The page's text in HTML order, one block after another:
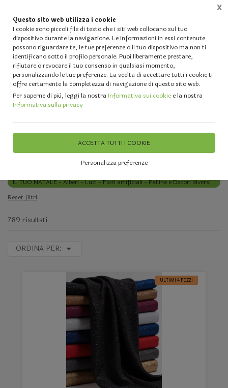
Questo sito web utilizza i cookie
I cookie sono piccoli file di testo che i siti web collocano sul tuo
dispositivo durante la navigazione. Le informazioni in essi contenute
possono riguardare te, le tue preferenze o il tuo dispositivo ma non ti
identificano sotto il profilo personale. Puoi liberamente prestare,
rifiutare o revocare il tuo consenso in qualsiasi momento,
personalizzando le tue preferenze. La scelta di accettare tutti i cookie ti
offre certamente la completezza di navigazione di questo sito web.
Per saperne di più, leggi la nostraInformativa sui cookie e la nostra
Informativa sulla privacy
ACCETTA TUTTI I COOKIE
Personalizza preferenze
X
Home Vetrina IL TUO NATALE - Alberi - Luci - Fiori artificiali
FILTRA
IL TUO NATALE - Alberi - Luci - Fiori
artificiali - Palline e Decori diversi
Filtri attivi:
IL TUO NATALE - Alberi - Luci - Fiori artificiali - Palline e Decori diversi
Reset filtri
789 risultati
ORDINA PER:
ULTIMI 4 PEZZI